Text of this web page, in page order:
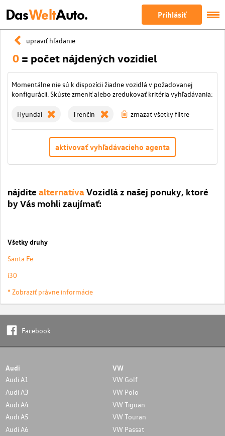
DasWeltAuto. Prihlásiť
upraviť hľadanie
0 = počet nájdených vozidiel
Momentálne nie sú k dispozícii žiadne vozidlá v požadovanej
konfigurácii. Skúste zmeniť alebo zredukovať kritéria vyhľadávania:
Hyundai Trenčín zmazať všetky filtre
aktivovať vyhľadávacieho agenta
nájdite alternatívaVozidlá z našej ponuky, ktoré
by Vás mohli zaujímať:
Všetky druhy
Santa Fe
i30
* Zobraziť právne informácie
Facebook
Audi
Audi A1
Audi A3
Audi A4
Audi A5
Audi A6
VW
VW Golf
VW Polo
VW Tiguan
VW Touran
VW Passat